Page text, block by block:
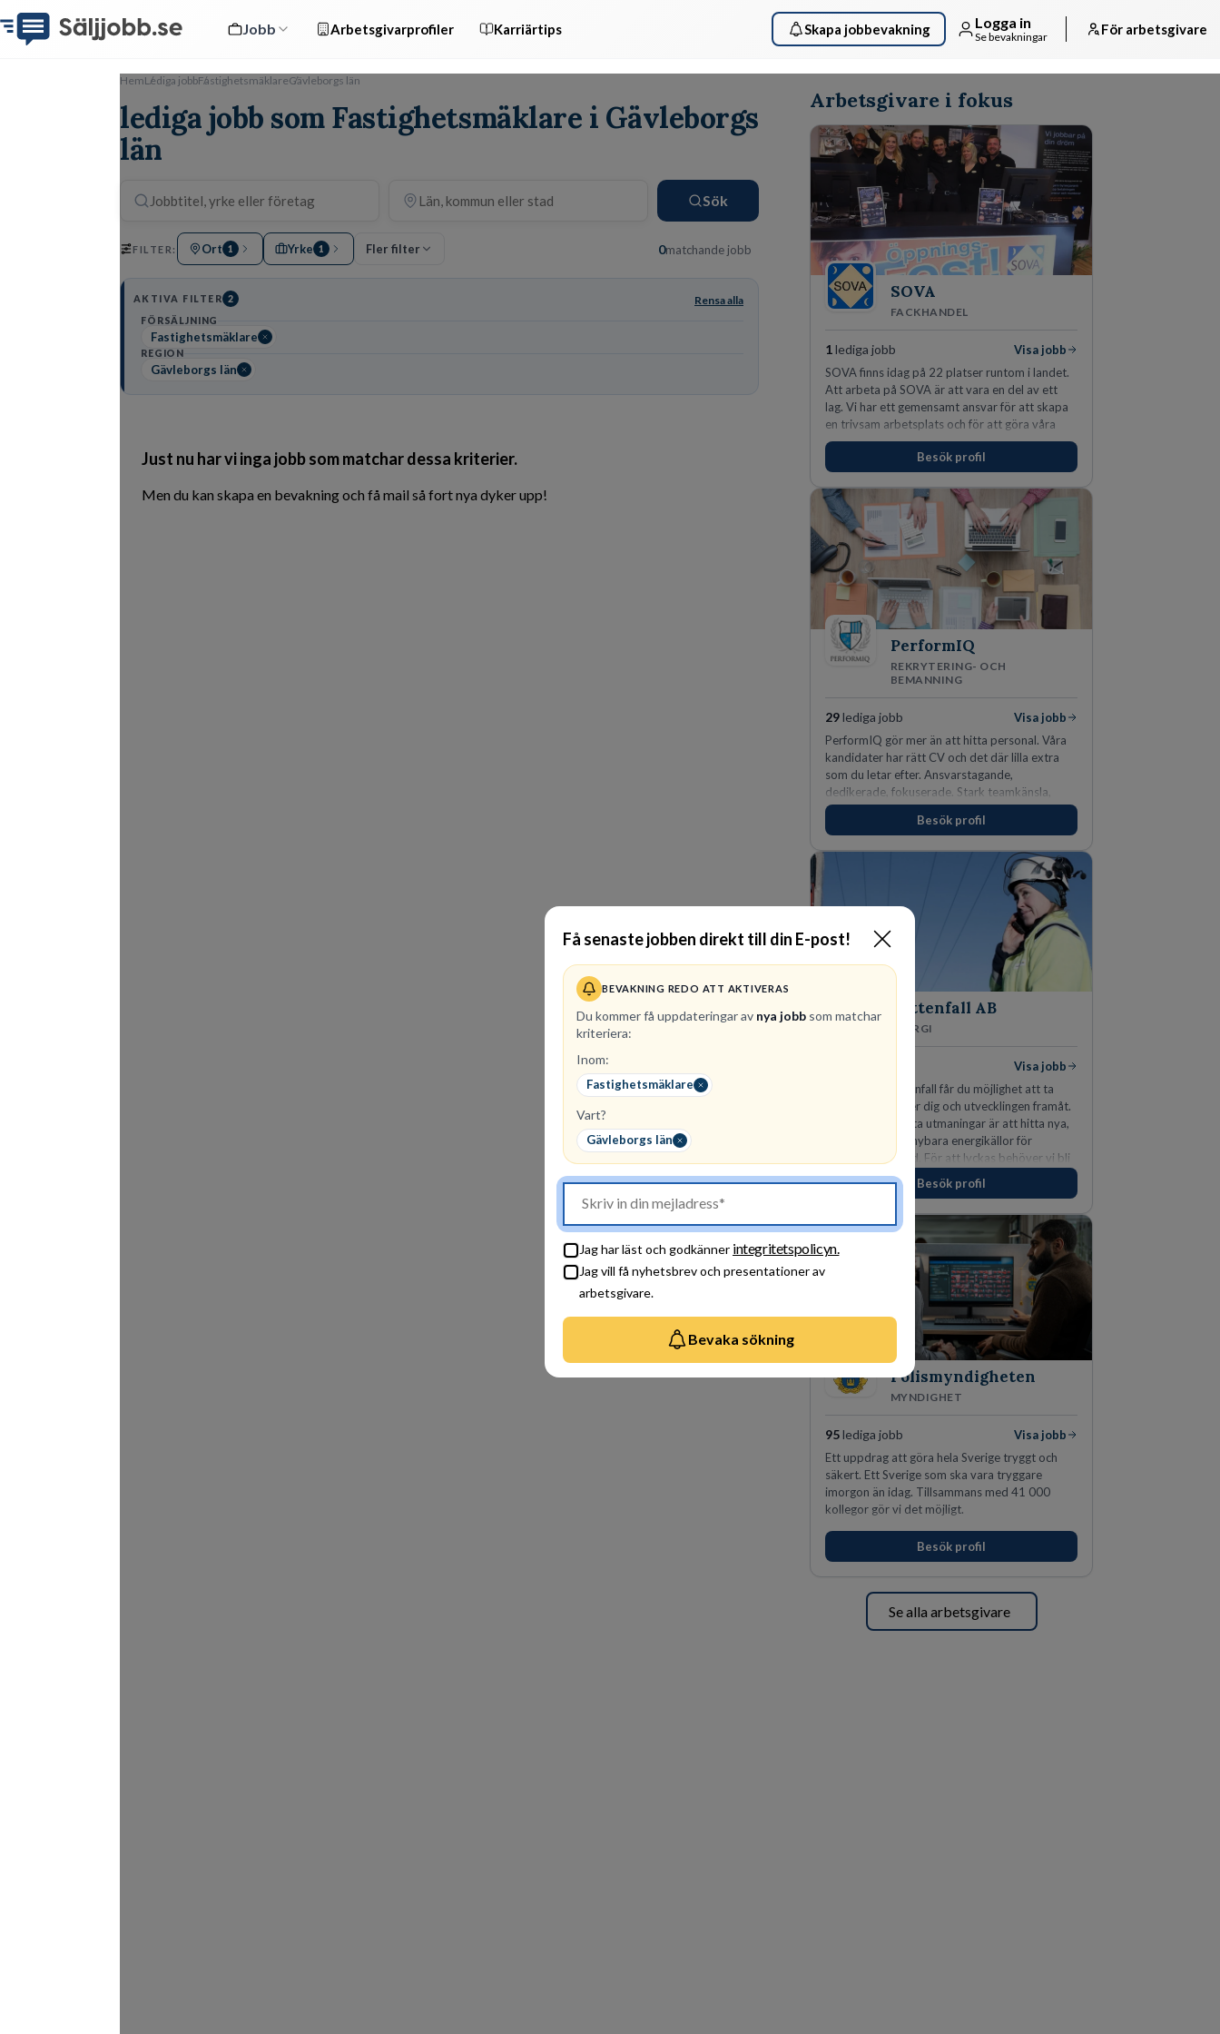
Jobb Arbetsgivarprofiler Karriärtips Skapa jobbevakning Logga in
Se bevakningar För arbetsgivare
Få senaste jobben direkt till din E-post!
BEVAKNING REDO ATT AKTIVERAS
Du kommer få uppdateringar av nya jobb som matchar
kriteriera:
Inom:
Fastighetsmäklare
Vart?
Gävleborgs län
Jag har läst och godkänner integritetspolicyn.
Jag vill få nyhetsbrev och presentationer av
arbetsgivare.
Bevaka sökning
HemLediga jobbFastighetsmäklareGävleborgs län
lediga jobb som Fastighetsmäklare i Gävleborgs
län
Sök
FILTER: Ort 1 Yrke 1 Fler filter 0matchande jobb
AKTIVA FILTER 2 Rensa alla
FÖRSÄLJNING
Fastighetsmäklare
REGION
Gävleborgs län
Just nu har vi inga jobb som matchar dessa kriterier.
Men du kan skapa en bevakning och få mail så fort nya dyker upp!
Arbetsgivare i fokus
SOVA
FACKHANDEL
1lediga jobb
Visa jobb
SOVA finns idag på 22 platser runtom i landet.
Att arbeta på SOVA är att vara en del av ett
lag. Vi har ett gemensamt ansvar för att skapa
en trivsam arbetsplats och för att göra våra
kunder nöjda. Som medarbetare hos oss
förväntas du visa engagemang, öppenhet,
ansvar och respekt.
Besök profil
PerformIQ
REKRYTERING- OCH
BEMANNING
29lediga jobb
Visa jobb
PerformIQ gör mer än att hitta personal. Våra
kandidater har rätt CV och det där lilla extra
som du letar efter. Ansvarstagande,
dedikerade, fokuserade. Stark teamkänsla,
vinnarinstinkt och hälsomedvetna. Vi kallar det
för idrottens egenskaper.
Besök profil
Vattenfall AB
ENERGI
Visa jobb
Hos oss på Vattenfall får du möjlighet att ta
stegen som driver dig och utvecklingen framåt.
En av våra främsta utmaningar är att hitta nya,
effektiva och förnybara energikällor för
en hållbar framtid. För att lyckas behöver vi bli
fler medarbetare som vill göra skillnad.
Besök profil
Polismyndigheten
MYNDIGHET
95 lediga jobb
Visa jobb
Ett uppdrag att göra hela Sverige tryggt och
säkert. Ett Sverige som ska vara tryggare
imorgon än idag. Tillsammans med 41 000
kollegor gör vi det möjligt.
Besök profil
Se alla arbetsgivare